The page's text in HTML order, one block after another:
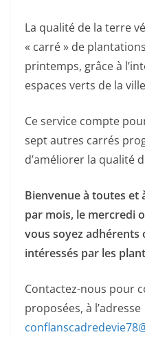
La qualité de la terre
« carré » de
printemps, grâce à
espaces verts de la
Ce service compte
sept autres carrés
d’améliorer la qualité
Bienvenue à toutes et
par mois, le mercredi
vous soyez adhérents
intéressés par les
Contactez-nous pour
proposées, à l’adresse